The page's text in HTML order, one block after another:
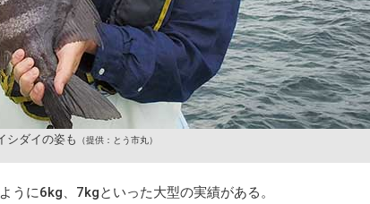
シダイの姿も （提供：とう市丸）
うに6kg、7kgといった大型の実績がある。